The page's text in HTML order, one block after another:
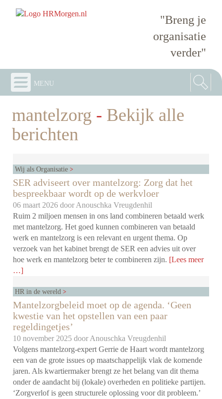
"Breng je
organisatie
verder"
menu
mantelzorg - Bekijk alle
berichten
Wij als Organisatie
SER adviseert over mantelzorg: Zorg dat het
bespreekbaar wordt op de werkvloer
06 maart 2026 doorAnouschka Vreugdenhil
Ruim 2 miljoen mensen in ons land combineren betaald werk
met mantelzorg. Het goed kunnen combineren van betaald
werk en mantelzorg is een relevant en urgent thema. Op
verzoek van het kabinet brengt de SER een advies uit over
hoe werk en mantelzorg beter te combineren zijn. [Lees meer
…]
HR in de wereld
Mantelzorgbeleid moet op de agenda. ‘Geen
kwestie van het opstellen van een paar
regeldingetjes’
10 november 2025 doorAnouschka Vreugdenhil
Volgens mantelzorg-expert Gerrie de Haart wordt mantelzorg
een van de grote issues op maatschappelijk vlak de komende
jaren. Als kwartiermaker brengt ze het belang van dit thema
onder de aandacht bij (lokale) overheden en politieke partijen.
‘Zorgverlof is geen structurele oplossing voor dit probleem.’